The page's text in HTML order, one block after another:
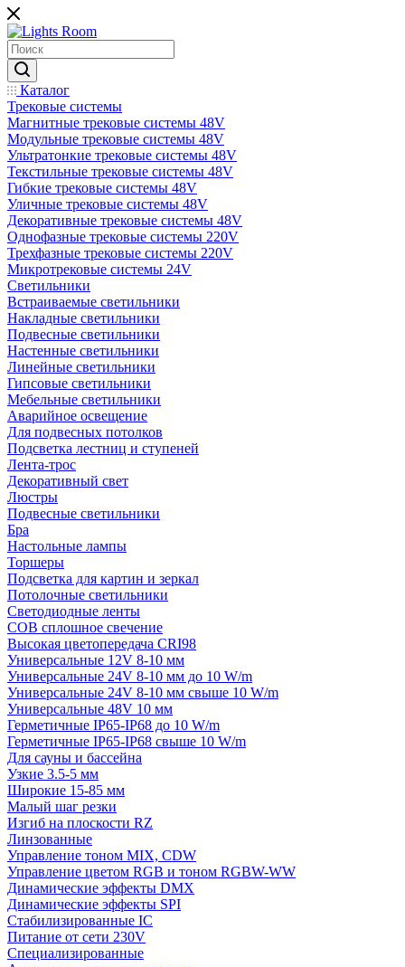
Каталог
Трековые системы
Магнитные трековые системы 48V
Модульные трековые системы 48V
Ультратонкие трековые системы 48V
Текстильные трековые системы 48V
Гибкие трековые системы 48V
Уличные трековые системы 48V
Декоративные трековые системы 48V
Однофазные трековые системы 220V
Трехфазные трековые системы 220V
Микротрековые системы 24V
Светильники
Встраиваемые светильники
Накладные светильники
Подвесные светильники
Настенные светильники
Линейные светильники
Гипсовые светильники
Мебельные светильники
Аварийное освещение
Для подвесных потолков
Подсветка лестниц и ступеней
Лента-трос
Декоративный свет
Люстры
Подвесные светильники
Бра
Настольные лампы
Торшеры
Подсветка для картин и зеркал
Потолочные светильники
Светодиодные ленты
COB сплошное свечение
Высокая цветопередача CRI98
Универсальные 12V 8-10 мм
Универсальные 24V 8-10 мм до 10 W/m
Универсальные 24V 8-10 мм свыше 10 W/m
Универсальные 48V 10 мм
Герметичные IP65-IP68 до 10 W/m
Герметичные IP65-IP68 свыше 10 W/m
Для сауны и бассейна
Узкие 3.5-5 мм
Широкие 15-85 мм
Малый шаг резки
Изгиб на плоскости RZ
Линзованные
Управление тоном MIX, CDW
Управление цветом RGB и тоном RGBW-WW
Динамические эффекты DMX
Динамические эффекты SPI
Стабилизированные IC
Питание от сети 230V
Специализированные